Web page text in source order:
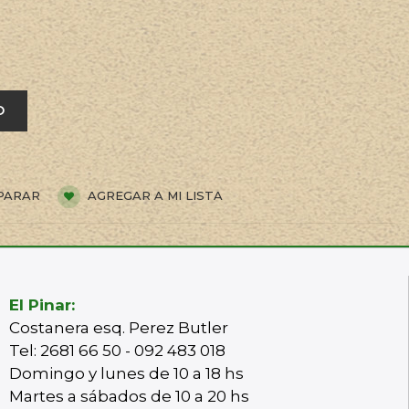
AGREGAR A MI LISTA
El Pinar:
Costanera esq. Perez Butler
Tel: 2681 66 50 - 092 483 018
Domingo y lunes de 10 a 18 hs
Martes a sábados de 10 a 20 hs